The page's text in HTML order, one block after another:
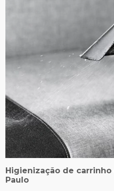
Higienização de
Paulo